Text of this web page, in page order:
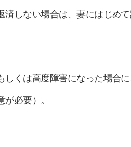
済しない場合は、妻にはじめ
しくは高度障害になった場合
必要）。